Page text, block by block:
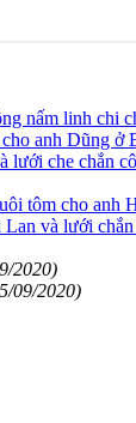
nấm linh chi
anh Dũng
che chắn
tôm cho anh
và lưới
2020)
09/2020)